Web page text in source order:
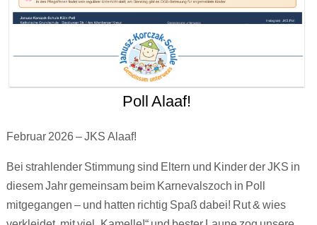
Poll Alaaf!
Februar 2026 – JKS Alaaf!
Bei strahlender Stimmung sind Eltern und Kinder der JKS in
diesem Jahr gemeinsam beim Karnevalszoch in Poll
mitgegangen – und hatten richtig Spaß dabei! Rut & wies